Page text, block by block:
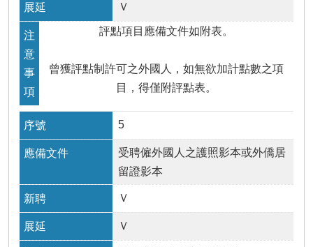
Ｖ
評點項目應備文件如附表。
曾獲評點制許可之外國人，如無欲加計點數之項
目，得僅附評點表。
5
受聘僱外國人之護照影本或外僑居
留證影本
Ｖ
Ｖ